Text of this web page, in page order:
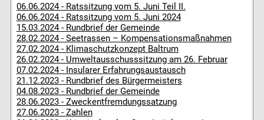
06.06.2024 - Ratssitzung vom 5. Juni Teil II.
06.06.2024 - Ratssitzung vom 5. Juni 2024
15.03.2024 - Rundbrief der Gemeinde
28.02.2024 - Seetrassen – Kompensationsmaßnahmen
27.02.2024 - Klimaschutzkonzept Baltrum
26.02.2024 - Umweltausschusssitzung am 26. Februar
07.02.2024 - Insularer Erfahrungsaustausch
21.12.2023 - Rundbrief des Bürgermeisters
04.08.2023 - Rundbrief der Gemeinde
28.06.2023 - Zweckentfremdungssatzung
27.06.2023 - Zahlen